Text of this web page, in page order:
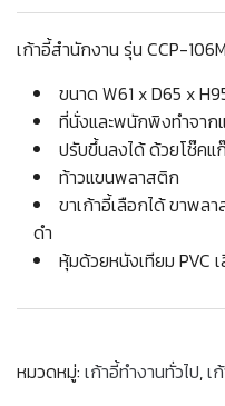
เก้าอี้สำนักงาน รุ่น CCP-106M
ขนาด W61 x D65 x
ที่นั่งและพนักพิงทำจาก
ปรับขึ้นลงได้ ด้วยโช๊ค
ท้าวแขนพลาสติก
ขาเก้าอี้เลือกได้ ขาพล
ดำ
หุ้มด้วยหนังเทียม PVC
หมวดหมู่: เก้าอี้ทำงานทั่วไป,เ